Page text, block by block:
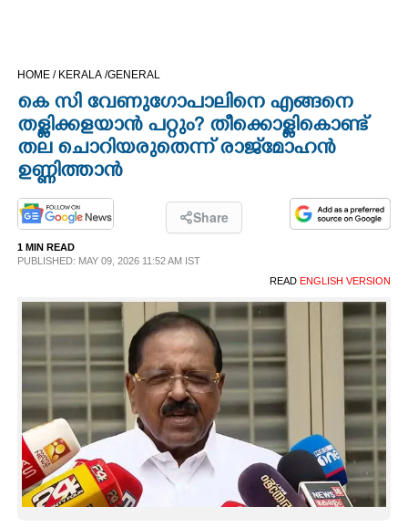
OPINION
LIFESTYLE
INFO+
ART
ASTRO
CARTOONS
HOME / KERALA /GENERAL
കെ സി വേണുഗോപാലിനെ എങ്ങനെ
തള്ളിക്കളയാൻ പറ്റും? തീക്കൊള്ളികൊണ്ട്
തല ചൊറിയരുതെന്ന് രാജ്‌‌മോഹൻ
ഉണ്ണിത്താൻ
Share
1 MIN READ
PUBLISHED: MAY 09, 2026 11:52 AM IST
READ ENGLISH VERSION